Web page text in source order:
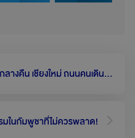
แนะนำ 6 ตลาดกลางคืน เชียงใหม่ ถนนคนเดินสุดชิค ถูกใจสุด ๆ
มในกัมพูชาที่ไม่ควรพลาด!